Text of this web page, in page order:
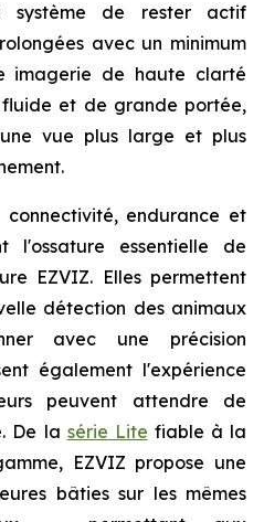
système de rester actif
avec un minimum
imagerie de haute clarté
et de grande portée,
vue plus large et plus
endurance et
l'ossature essentielle de
EZVIZ. Elles permettent
détection des animaux
avec une précision
également l'expérience
peuvent attendre de
De la série Lite fiable à la
EZVIZ propose une
bâties sur les mêmes